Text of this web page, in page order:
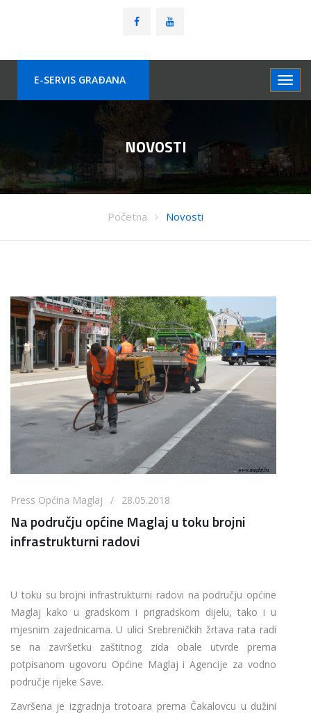
E-SERVIS GRAÐANA
NOVOSTI
Početna Novosti
Press Općina Maglaj / 28.05.2018
Na području općine Maglaj u toku brojni
infrastrukturni radovi
U toku su brojni infrastrukturni radovi na području općine
Maglaj kako u gradskom i prigradskom dijelu, tako i u
mjesnim zajednicama. U ulici Srebreničkih žrtava rata radi
se na završetku zaštitnog zida obale utvrde prema
potpisanom ugovoru Općine Maglaj i Agencije za vodno
područje rijeke Save.
Završena je izgradnja trotoara prema Čakalovcu u dužini